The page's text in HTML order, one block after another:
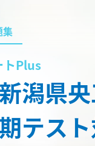
集
トPlus
潟県
テス